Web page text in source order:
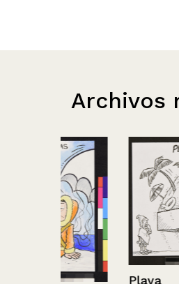
Archivos
Playa